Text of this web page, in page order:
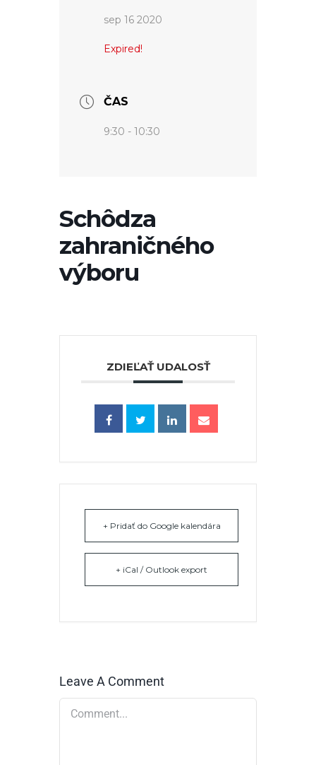
sep 16 2020
Expired!
ČAS
9:30 - 10:30
Schôdza
zahraničného
výboru
ZDIEĽAŤ UDALOSŤ
+ Pridať do Google kalendára
+ iCal / Outlook export
Leave A Comment
Comment